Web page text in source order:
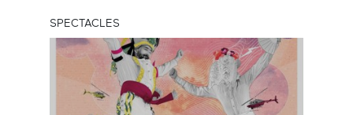
SPECTACLES